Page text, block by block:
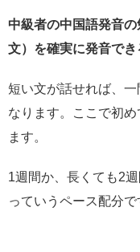
中級者の中国語発音
文）を確実に発音でき
短い文が話せれば、
なります。ここで初
ます。
1週間か、長くても2
っていうペース配分で